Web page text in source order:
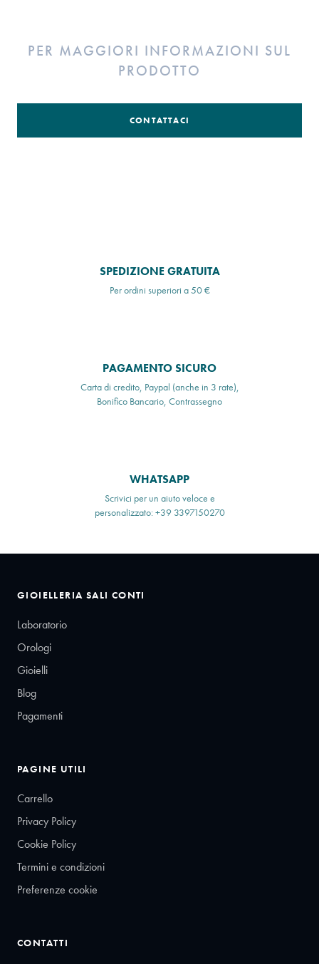
PER MAGGIORI INFORMAZIONI SUL
PRODOTTO
CONTATTACI
SPEDIZIONE GRATUITA
Per ordini superiori a 50 €
PAGAMENTO SICURO
Carta di credito, Paypal (anche in 3 rate),
Bonifico Bancario, Contrassegno
WHATSAPP
Scrivici per un aiuto veloce e
personalizzato: +39 3397150270
GIOIELLERIA SALI CONTI
Laboratorio
Orologi
Gioielli
Blog
Pagamenti
PAGINE UTILI
Carrello
Privacy Policy
Cookie Policy
Termini e condizioni
Preferenze cookie
CONTATTI